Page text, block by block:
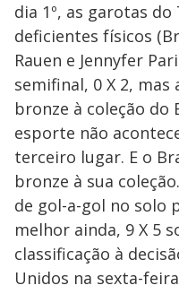
dia 1º, as garotas do
deficientes físicos
Rauen e Jennyfer
semifinal, 0 X 2,
bronze à coleção do
esporte não
terceiro lugar. E o
bronze à sua
de gol-a-gol no solo
melhor ainda, 9 X 5
classificação à
Unidos na sexta-